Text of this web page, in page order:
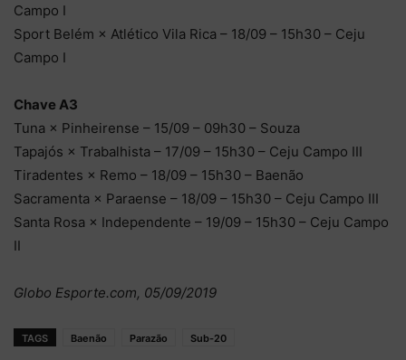
Campo I
Sport Belém × Atlético Vila Rica – 18/09 – 15h30 – Ceju
Campo I
Chave A3
Tuna × Pinheirense – 15/09 – 09h30 – Souza
Tapajós × Trabalhista – 17/09 – 15h30 – Ceju Campo III
Tiradentes × Remo – 18/09 – 15h30 – Baenão
Sacramenta × Paraense – 18/09 – 15h30 – Ceju Campo III
Santa Rosa × Independente – 19/09 – 15h30 – Ceju Campo
II
Globo Esporte.com, 05/09/2019
TAGS Baenão Parazão Sub-20